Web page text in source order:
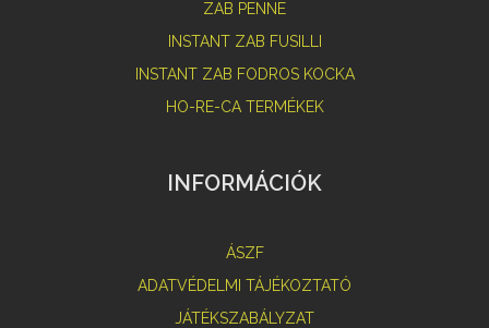
ZAB PENNE
INSTANT ZAB FUSILLI
INSTANT ZAB FODROS KOCKA
HO-RE-CA TERMÉKEK
INFORMÁCIÓK
ÁSZF
ADATVÉDELMI TÁJÉKOZTATÓ
JÁTÉKSZABÁLYZAT